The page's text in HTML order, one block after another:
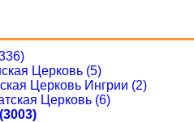
Церковь (5)
Церковь Ингрии (2)
Церковь (6)